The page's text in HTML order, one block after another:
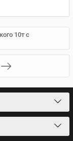
10т с